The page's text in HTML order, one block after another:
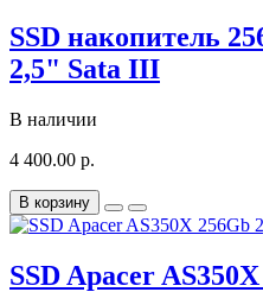
SSD накопитель
2,5" Sata III
В наличии
4 400.00 р.
В корзину
SSD Apacer